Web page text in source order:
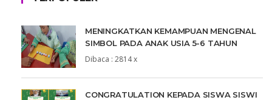
MENINGKATKAN KEMAMPUAN MENGENAL
SIMBOL PADA ANAK USIA 5-6 TAHUN
Dibaca : 2814 x
CONGRATULATION KEPADA SISWA SISWI